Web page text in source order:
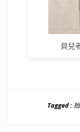
貝兒
Tagged :